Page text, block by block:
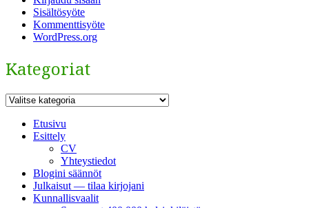
Sisältösyöte
Kommenttisyöte
WordPress.org
Kategoriat
Kategoriat
Etusivu
Esittely
CV
Yhteystiedot
Blogini säännöt
Julkaisut — tilaa kirjojani
Kunnallisvaalit